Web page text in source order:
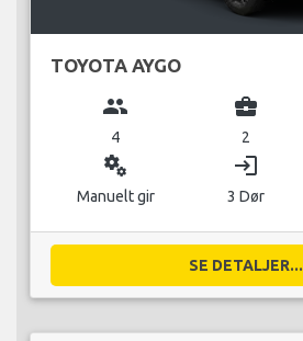
TOYOTA AYGO
group
4
business_center
2
miscellaneous_services
Manuelt gir
login
3 Dør
SE DETALJER...